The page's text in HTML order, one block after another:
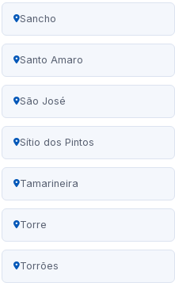
Sancho
Santo Amaro
São José
Sítio dos Pintos
Tamarineira
Torre
Torrões